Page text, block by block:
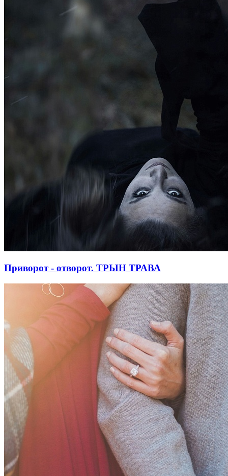
Приворот - отворот. ТРЫН ТРАВА